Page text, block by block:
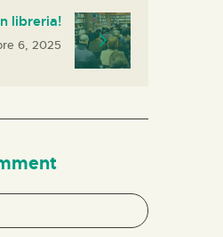
libreria!
6, 2025